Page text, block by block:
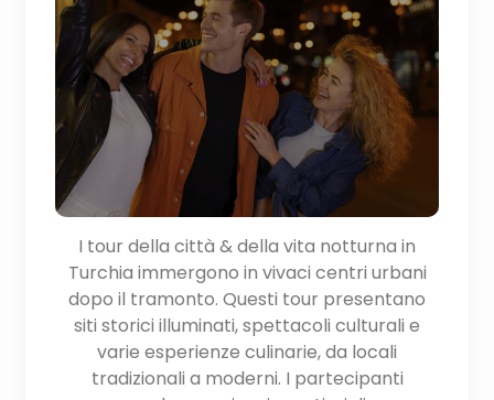
I tour della città & della vita notturna in
Turchia immergono in vivaci centri urbani
dopo il tramonto. Questi tour presentano
siti storici illuminati, spettacoli culturali e
varie esperienze culinarie, da locali
tradizionali a moderni. I partecipanti